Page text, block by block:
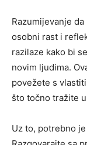
Razumijevanje
osobni rast i
razilaze kako bi
novim ljudima.
povežete s
što točno tražite
Uz to, potrebno